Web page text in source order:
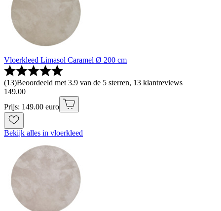
Vloerkleed Limasol Caramel Ø 200 cm
(13)Beoordeeld met 3.9 van de 5 sterren, 13 klantreviews
149.00
Prijs: 149.00 euro
Bekijk alles in vloerkleed